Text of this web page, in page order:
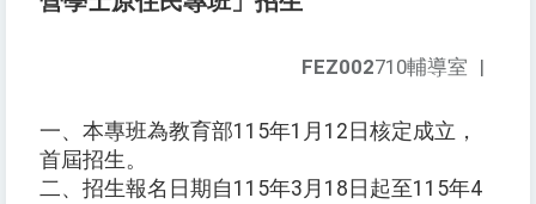
FEZ002710輔導室 |
一、本專班為教育部115年1月12日核定成立，
首屆招生。
二、招生報名日期自115年3月18日起至115年4